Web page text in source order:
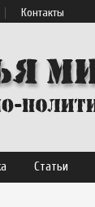
Контакты
Статьи